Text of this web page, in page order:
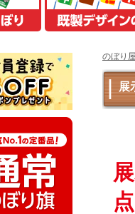
のぼり
展